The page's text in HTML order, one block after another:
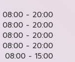
08:00 - 20:00
08:00 - 20:00
08:00 - 20:00
08:00 - 20:00
08:00 - 15:00